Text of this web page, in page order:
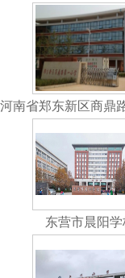
河南省郑东新区商鼎
东营市晨阳学